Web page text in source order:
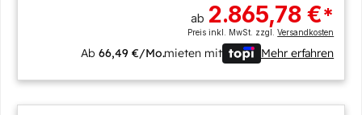
ab 2.865,78 €*
Preis inkl. MwSt. zzgl.Versandkosten
Ab66,49 €/Mo.mieten mit Mehr erfahren